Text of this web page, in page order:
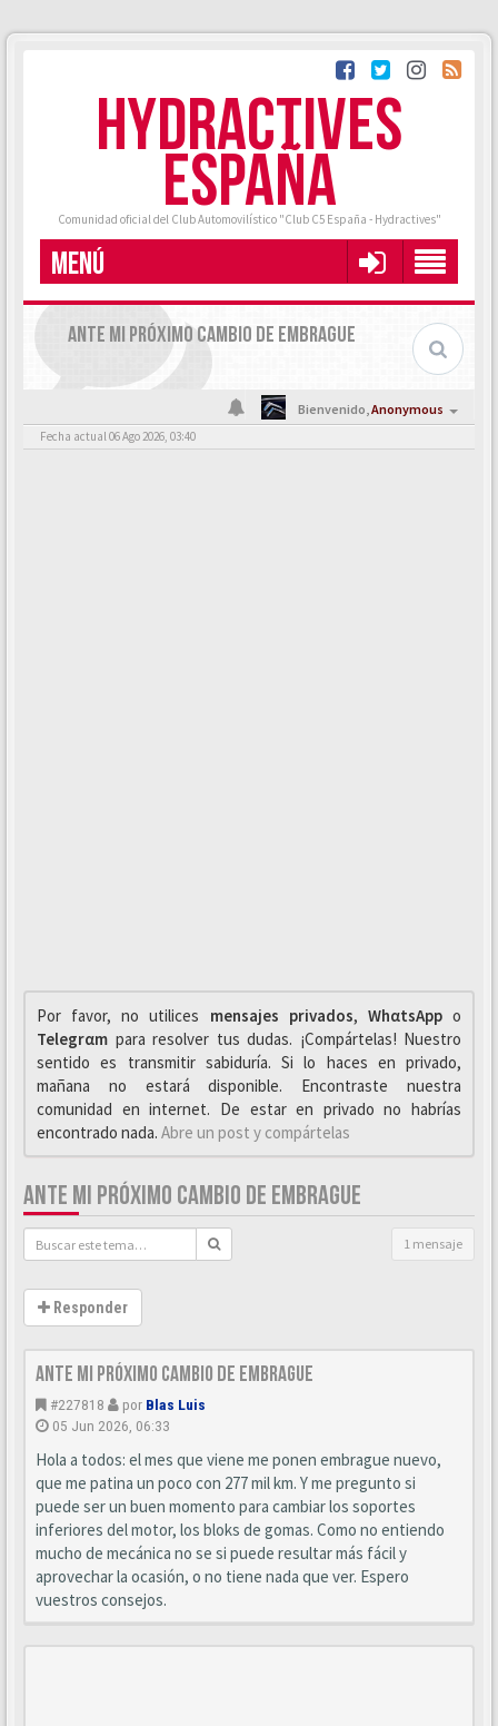
HYDRACTIVES
ESPAÑA
Comunidad oficial del Club Automovilístico "Club C5 España - Hydractives"
MENÚ
ANTE MI PRÓXIMO CAMBIO DE EMBRAGUE
Bienvenido,Anonymous
Fecha actual 06 Ago 2026, 03:40
Por favor, no utilices mensajes privados, WhαtsAppo
Telegrαm para resolver tus dudas. ¡Compártelas! Nuestro
sentido es transmitir sabiduría. Si lo haces en privado,
mañana no estará disponible. Encontraste nuestra
comunidad en internet. De estar en privado no habrías
encontrado nada. Abre un post y compártelas
ANTE MI PRÓXIMO CAMBIO DE EMBRAGUE
1 mensaje
Responder
Ante mi próximo cambio de embrague
#227818 por Blas Luis
05 Jun 2026, 06:33
Hola a todos: el mes que viene me ponen embrague nuevo,
que me patina un poco con 277 mil km. Y me pregunto si
puede ser un buen momento para cambiar los soportes
inferiores del motor, los bloks de gomas. Como no entiendo
mucho de mecánica no se si puede resultar más fácil y
aprovechar la ocasión, o no tiene nada que ver. Espero
vuestros consejos.